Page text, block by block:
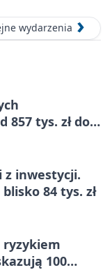
wydarzenia
857 tys. zł do
z inwestycji.
84 tys. zł
ryzykiem
100